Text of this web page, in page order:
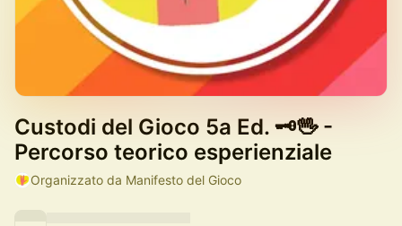
Custodi del Gioco 5a Ed. 🗝️🖖 -
Percorso teorico esperienziale
Organizzato da Manifesto del Gioco